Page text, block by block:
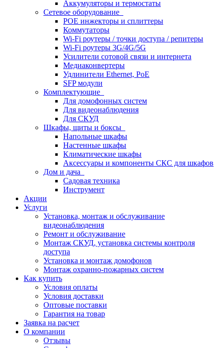
Аккумуляторы и термостаты
Сетевое оборудование
POE инжекторы и сплиттеры
Коммутаторы
Wi-Fi роутеры / точки доступа / репитеры
Wi-Fi роутеры 3G/4G/5G
Усилители сотовой связи и интернета
Медиаконвертеры
Удлинители Ethernet, PoE
SFP модули
Комплектующие
Для домофонных систем
Для видеонаблюдения
Для СКУД
Шкафы, щиты и боксы
Напольные шкафы
Настенные шкафы
Климатические шкафы
Аксессуары и компоненты СКС для шкафов
Дом и дача
Садовая техника
Инструмент
Акции
Услуги
Установка, монтаж и обслуживание
видеонаблюдения
Ремонт и обслуживание
Монтаж СКУД, установка системы контроля
доступа
Установка и монтаж домофонов
Монтаж охранно-пожарных систем
Как купить
Условия оплаты
Условия доставки
Оптовые поставки
Гарантия на товар
Заявка на расчет
О компании
Отзывы